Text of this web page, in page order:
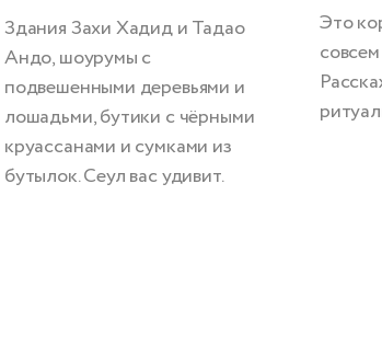
Здания Захи Хадид и Тадао
Андо, шоурумы с
подвешенными деревьями и
лошадьми, бутики с чёрными
круассанами и сумками из
бутылок. Сеул вас удивит.
Это